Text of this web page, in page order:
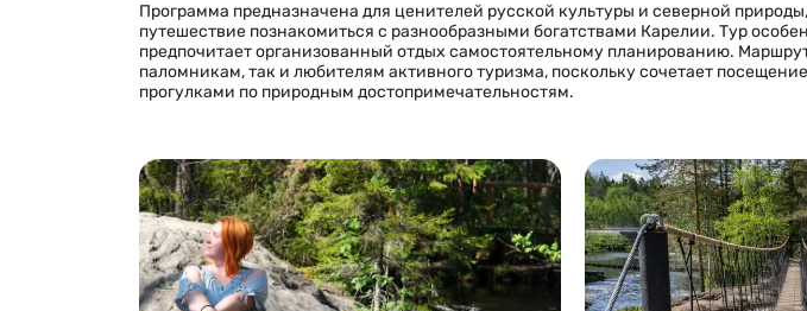
Программа предназначена для ценителей русской культуры и северной
путешествие познакомиться с разнообразными богатствами Карелии. Тур
предпочитает организованный отдых самостоятельному планированию.
паломникам, так и любителям активного туризма, поскольку сочетает
прогулками по природным достопримечательностям.